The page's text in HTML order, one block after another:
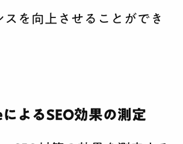
スを向上させることができ
よるSEO効果の測定